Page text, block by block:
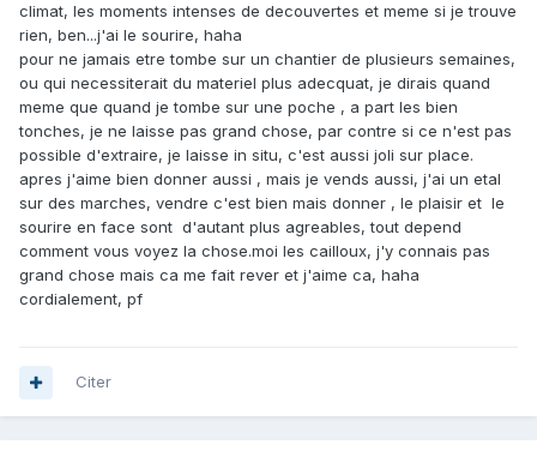
climat, les moments intenses de decouvertes et meme si je trouve
rien, ben...j'ai le sourire, haha
pour ne jamais etre tombe sur un chantier de plusieurs semaines,
ou qui necessiterait du materiel plus adecquat, je dirais quand
meme que quand je tombe sur une poche , a part les bien
tonches, je ne laisse pas grand chose, par contre si ce n'est pas
possible d'extraire, je laisse in situ, c'est aussi joli sur place.
apres j'aime bien donner aussi , mais je vends aussi, j'ai un etal
sur des marches, vendre c'est bien mais donner , le plaisir et le
sourire en face sont d'autant plus agreables, tout depend
comment vous voyez la chose.moi les cailloux, j'y connais pas
grand chose mais ca me fait rever et j'aime ca, haha
cordialement, pf
Citer